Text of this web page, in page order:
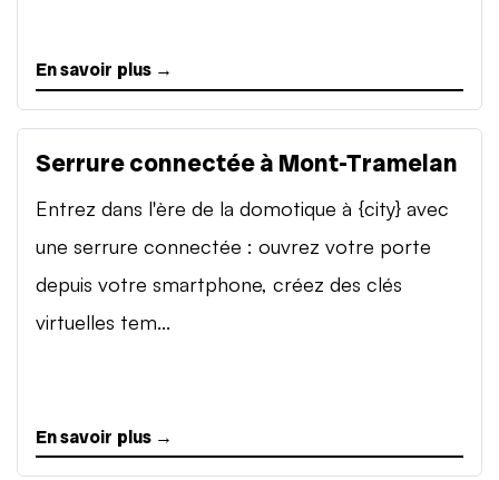
En savoir plus →
Serrure connectée à Mont-Tramelan
Entrez dans l'ère de la domotique à {city} avec
une serrure connectée : ouvrez votre porte
depuis votre smartphone, créez des clés
virtuelles tem...
En savoir plus →